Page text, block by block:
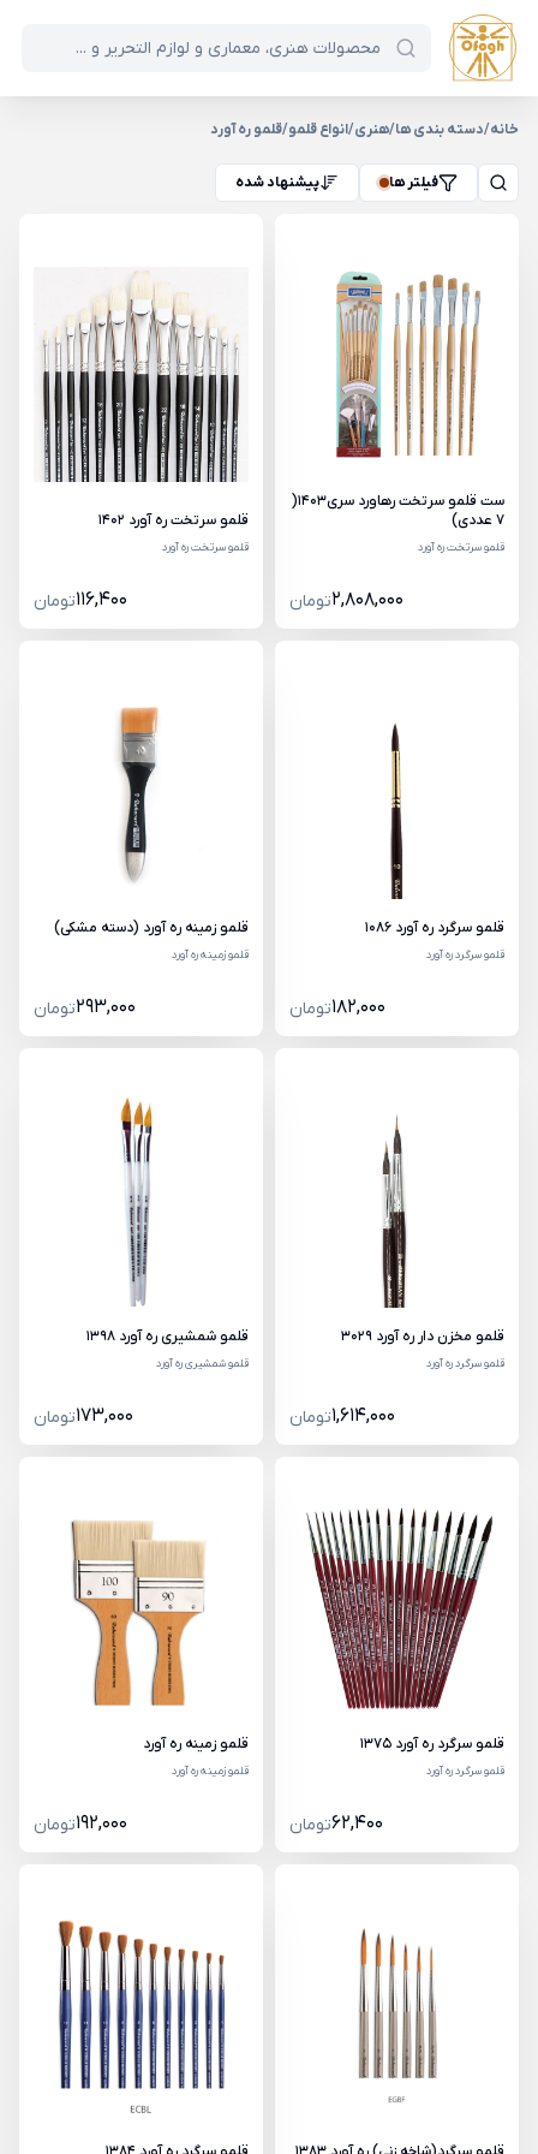
خانه/دسته بندی ها/هنری/انواع قلمو/قلمو ره آورد
فیلتر ها پیشنهاد شده
ست قلمو سرتخت رهاورد سری1403(
7 عددی)
قلمو سرتخت ره آورد
2,808,000تومان
قلمو سرتخت ره آورد 1402
قلمو سرتخت ره آورد
116,400تومان
قلمو سرگرد ره آورد 1086
قلمو سرگرد ره آورد
182,000تومان
قلمو زمینه ره آورد (دسته مشکی)
قلمو زمینه ره آورد
293,000تومان
قلمو مخزن دار ره آورد 3029
قلمو سرگرد ره آورد
1,614,000تومان
قلمو شمشیری ره آورد 1398
قلمو شمشیری ره آورد
173,000تومان
قلمو سرگرد ره آورد 1375
قلمو سرگرد ره آورد
62,400تومان
قلمو زمینه ره آورد
قلمو زمینه ره آورد
192,000تومان